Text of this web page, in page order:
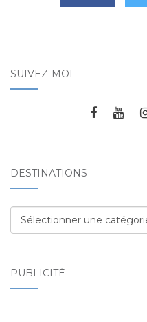
SUIVEZ-MOI
DESTINATIONS
Destinations
PUBLICITÉ